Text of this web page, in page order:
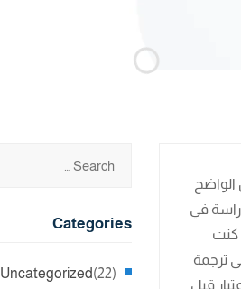
الواضح
في
كنت
ترجمة
قبل
Categories
Uncategorized (22)